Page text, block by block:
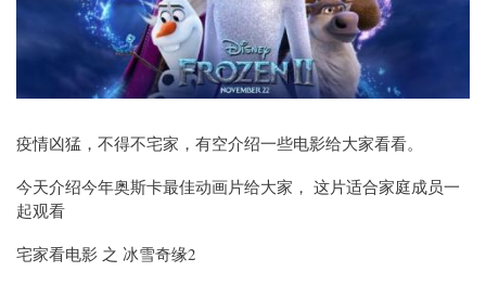
疫情凶猛，不得不宅家，有空介绍一些电影给大家看看。
今天介绍今年奥斯卡最佳动画片给大家， 这片适合家庭成员一
起观看
宅家看电影 之 冰雪奇缘2